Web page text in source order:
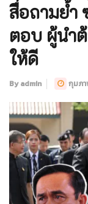
สื่อถามย้ำ
ตอบ ผู้นำ
ให้ดี
By admin กุมภ